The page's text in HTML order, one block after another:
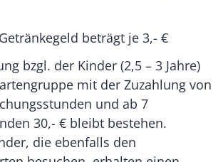
beträgt je 3,- €
bzgl. der Kinder (2,5 – 3 Jahre)
mit der Zuzahlung von
und ab 7
30,- € bleibt bestehen.
die ebenfalls den